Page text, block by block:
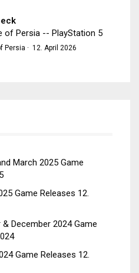
of Persia -- PlayStation 5
Persia · 12. April 2026
March 2025 Game
Game Releases 12.
December 2024 Game
Game Releases 12.